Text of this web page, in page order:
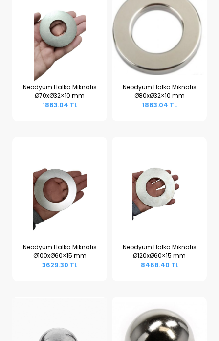
Sepete Ekle
Neodyum Halka Mıknatıs
Ø70xØ32×10 mm
1863.04 TL
Sepete Ekle
Neodyum Halka Mıknatıs
Ø80xØ32×10 mm
1863.04 TL
Sepete Ekle
Neodyum Halka Mıknatıs
Ø100xØ60×15 mm
3629.30 TL
Sepete Ekle
Neodyum Halka Mıknatıs
Ø120xØ60×15 mm
8468.40 TL